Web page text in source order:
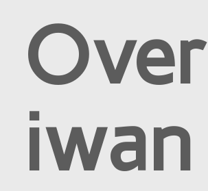
Over
iwan